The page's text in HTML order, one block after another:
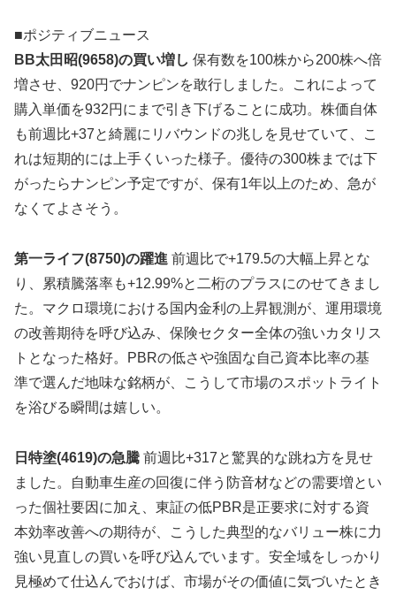
■ポジティブニュース
BB太田昭(9658)の買い増し 保有数を100株から200株へ倍
増させ、920円でナンピンを敢行しました。これによって
購入単価を932円にまで引き下げることに成功。株価自体
も前週比+37と綺麗にリバウンドの兆しを見せていて、こ
れは短期的には上手くいった様子。優待の300株までは下
がったらナンピン予定ですが、保有1年以上のため、急が
なくてよさそう。
第一ライフ(8750)の躍進 前週比で+179.5の大幅上昇とな
り、累積騰落率も+12.99%と二桁のプラスにのせてきまし
た。マクロ環境における国内金利の上昇観測が、運用環境
の改善期待を呼び込み、保険セクター全体の強いカタリス
トとなった格好。PBRの低さや強固な自己資本比率の基
準で選んだ地味な銘柄が、こうして市場のスポットライト
を浴びる瞬間は嬉しい。
日特塗(4619)の急騰 前週比+317と驚異的な跳ね方を見せ
ました。自動車生産の回復に伴う防音材などの需要増とい
った個社要因に加え、東証の低PBR是正要求に対する資
本効率改善への期待が、こうした典型的なバリュー株に力
強い見直しの買いを呼び込んでいます。安全域をしっかり
見極めて仕込んでおけば、市場がその価値に気づいたとき